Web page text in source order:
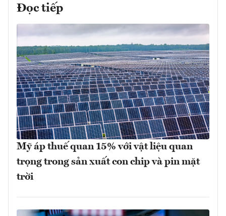
Đọc tiếp
Mỹ áp thuế quan 15% với vật liệu quan
trọng trong sản xuất con chip và pin mặt
trời